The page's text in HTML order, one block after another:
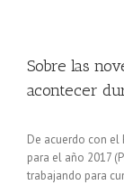
Sobre las
acontecer
De acuerdo con el
para el año 2017
trabajando para